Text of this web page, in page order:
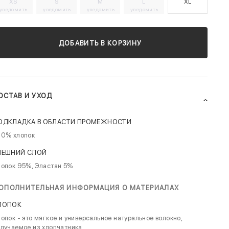
XS
уведомить
S
уведомить
M
уведомить
L
уведомить
XL
ДОБАВИТЬ В КОРЗИНУ
И УХОД
В ОБЛАСТИ ПРОМЕЖНОСТИ
хлопок
СЛОЙ
95%, Эластан 5%
ИНФОРМАЦИЯ О МАТЕРИАЛАХ
- это мягкое и универсальное натуральное волокно,
из хлопчатника.